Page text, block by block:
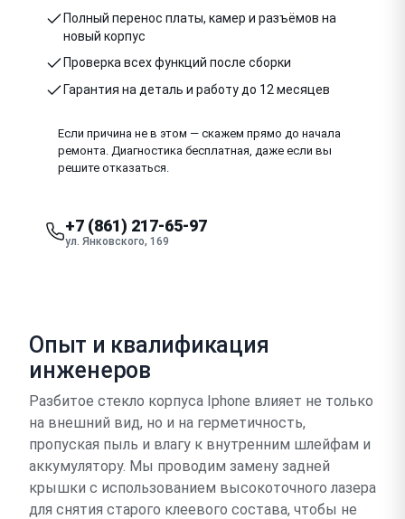
Полный перенос платы, камер и разъёмов на
новый корпус
Проверка всех функций после сборки
Гарантия на деталь и работу до 12 месяцев
Если причина не в этом — скажем прямо до начала
ремонта. Диагностика бесплатная, даже если вы
решите отказаться.
+7 (861) 217-65-97
ул. Янковского, 169
Опыт и квалификация
инженеров
Разбитое стекло корпуса Iphone влияет не только
на внешний вид, но и на герметичность,
пропуская пыль и влагу к внутренним шлейфам и
аккумулятору. Мы проводим замену задней
крышки с использованием высокоточного лазера
для снятия старого клеевого состава, чтобы не